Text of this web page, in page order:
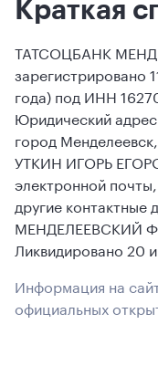
Краткая
ТАТСОЦБАНК
зарегистрировано
года) под ИНН
Юридический
город
УТКИН ИГОРЬ
электронной
другие
МЕНДЕЛЕЕВСКИЙ
Ликвидировано 20
Информация на
официальных